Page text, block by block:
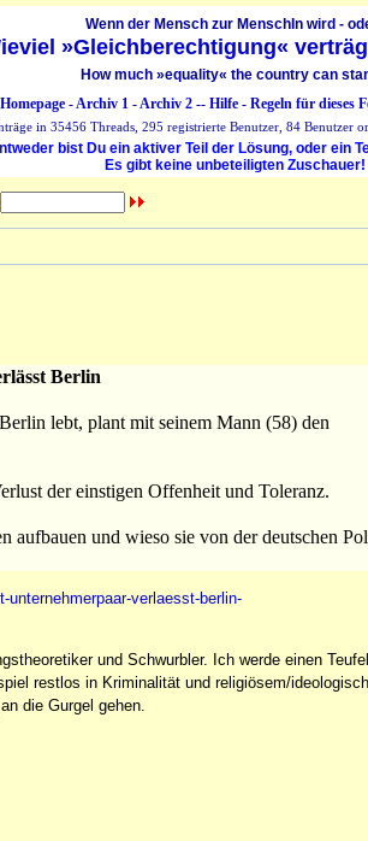
Wenn der Mensch zur MenschIn wird -
»Gleichberechtigung«
How much »equality« the country can
Homepage-Archiv 1-Archiv 2-- Hilfe- Regeln für dieses
in 35456 Threads, 295 registrierte Benutzer, 84 Benutzer
bist Du ein aktiver Teil der Lösung, oder ein
Es gibt keine unbeteiligten Zuschauer!
Berlin
lebt, plant mit seinem Mann (58) den
der einstigen Offenheit und Toleranz.
aufbauen und wieso sie von der deutschen
unternehmerpaar-verlaesst-berlin-
und Schwurbler. Ich werde einen Teufel
restlos in Kriminalität und religiösem/
die Gurgel gehen.